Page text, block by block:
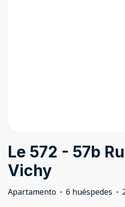
Le 572 - 57b
Vichy
Apartamento · 6 huéspedes ·